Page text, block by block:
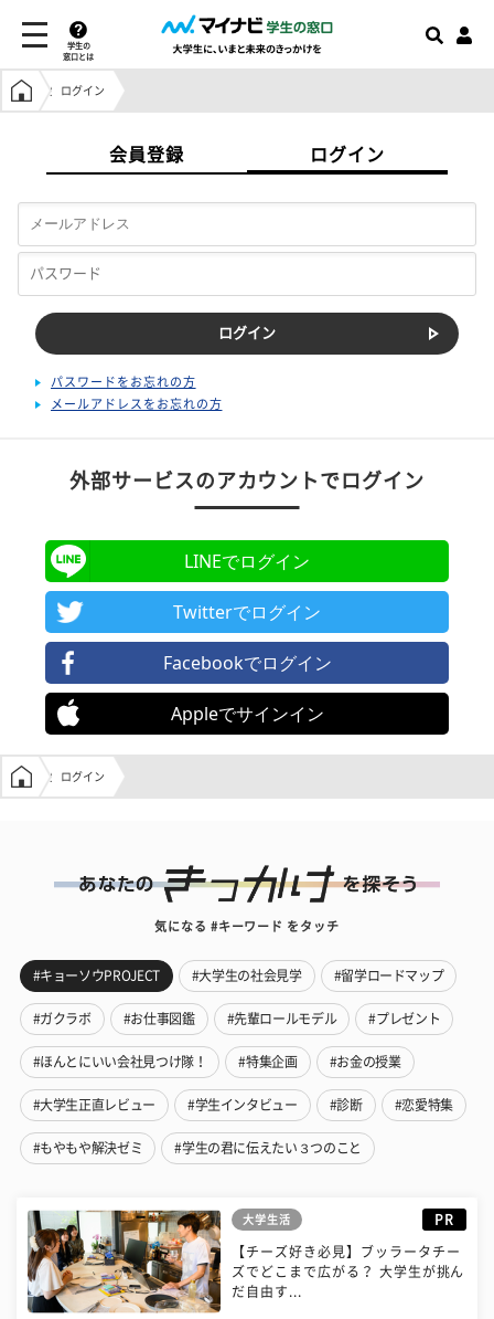
学生の
窓口とは
学生の窓口トップ
ログイン
会員登録 ログイン
パスワードをお忘れの方
メールアドレスをお忘れの方
外部サービスのアカウントでログイン
LINEでログイン
Twitterでログイン
Facebookでログイン
Appleでサインイン
学生の窓口トップ
ログイン
気になる #キーワード をタッチ
#キョーソウPROJECT #大学生の社会見学 #留学ロードマップ
#ガクラボ #お仕事図鑑 #先輩ロールモデル #プレゼント
#ほんとにいい会社見つけ隊！ #特集企画 #お金の授業
#大学生正直レビュー #学生インタビュー #診断 #恋愛特集
#もやもや解決ゼミ #学生の君に伝えたい３つのこと
大学生活 PR
【チーズ好き必見】ブッラータチー
ズでどこまで広がる？ 大学生が挑ん
だ自由す...